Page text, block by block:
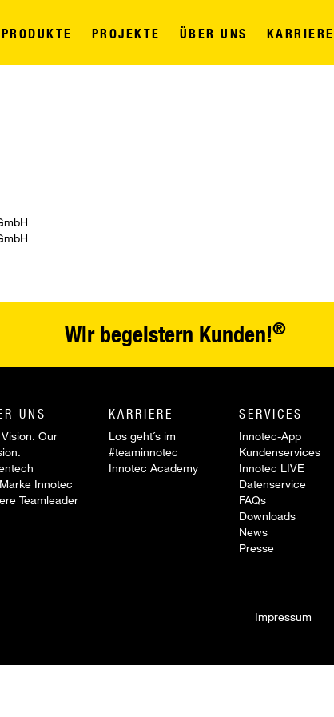
PRODUKTE PROJEKTE ÜBER UNS KARRIERE
Wir begeistern Kunden!®
UNS
Our
Innotec
Teamleader
KARRIERE
Los geht´s im
#teaminnotec
Innotec Academy
SERVICES
Innotec-App
Kundenservices
Innotec LIVE
Datenservice
FAQs
Downloads
News
Presse
Impressum